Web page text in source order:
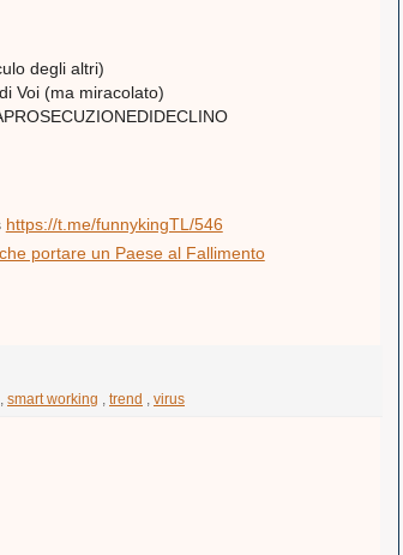
degli altri)
Voi (ma miracolato)
https://t.me/funnykingTL/546
portare un Paese al Fallimento
smart working trend virus